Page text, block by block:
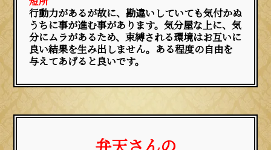
行動力があるが故に、勘違いしていても気付かぬ
うちに事が進む事があります。気分屋な上に、気
分にムラがあるため、束縛される環境はお互いに
良い結果を生み出しません。ある程度の自由を
与えてあげると良いです。